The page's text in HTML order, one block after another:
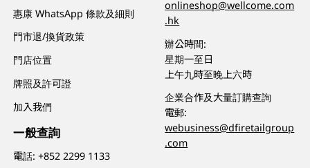
惠康 WhatsApp 條款及細則
門市退/換貨政策
門店位置
牌照及許可證
加入我們
一般查詢
電話:+852 2299 1133
onlineshop@wellcome.com
.hk
辦公時間:
星期一至日
上午九時至晚上六時
企業合作及大量訂購查詢
電郵:
webusiness@dfiretailgroup
.com